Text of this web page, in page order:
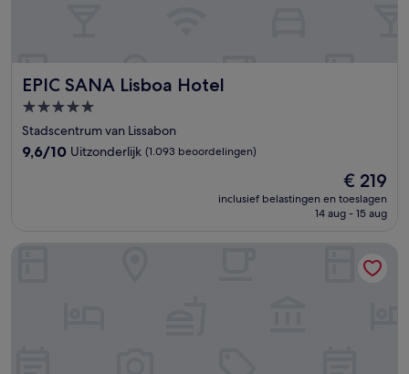
EPIC SANA Lisboa Hotel
EPIC SANA Lisboa Hotel
5.0-
sterrenaccommodatie
Stadscentrum van Lissabon
9.6
9,6/10 Uitzonderlijk (1.093 beoordelingen)
De
prijs
is
€ 219
inclusief belastingen en toeslagen
14 aug - 15 aug